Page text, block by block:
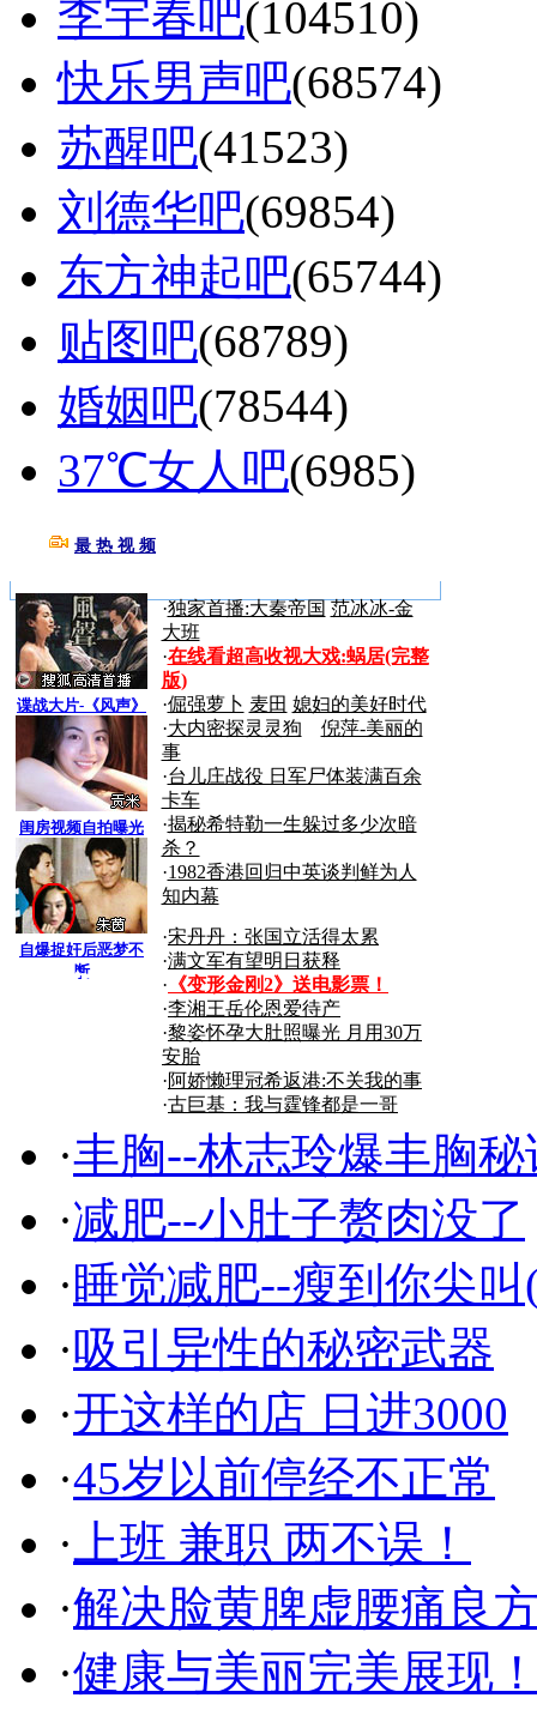
李宇春吧(104510)
快乐男声吧(68574)
苏醒吧(41523)
刘德华吧(69854)
东方神起吧(65744)
贴图吧(68789)
婚姻吧(78544)
37℃女人吧(6985)
最 热 视 频
谍战大片-《风声》
闺房视频自拍曝光
自爆捉奸后恶梦不
断
·独家首播:大秦帝国 范冰冰-金
大班
·在线看超高收视大戏:蜗居(完整
版)
·倔强萝卜 麦田 媳妇的美好时代
·大内密探灵灵狗
倪萍-美丽的
事
·台儿庄战役 日军尸体装满百余
卡车
·揭秘希特勒一生躲过多少次暗
杀？
·1982香港回归中英谈判鲜为人
知内幕
·宋丹丹：张国立活得太累
·满文军有望明日获释
· 《变形金刚2》送电影票！
·李湘王岳伦恩爱待产
·黎姿怀孕大肚照曝光 月用30万
安胎
·阿娇懒理冠希返港:不关我的事
·古巨基：我与霆锋都是一哥
搜狐
·丰胸--林志玲爆丰胸秘
·减肥--小肚子赘肉没了
·睡觉减肥--瘦到你尖叫
·吸引异性的秘密武器
·开这样的店 日进3000
·45岁以前停经不正常
· 上班 兼职 两不误！
·解决脸黄脾虚腰痛良
·健康与美丽完美展现